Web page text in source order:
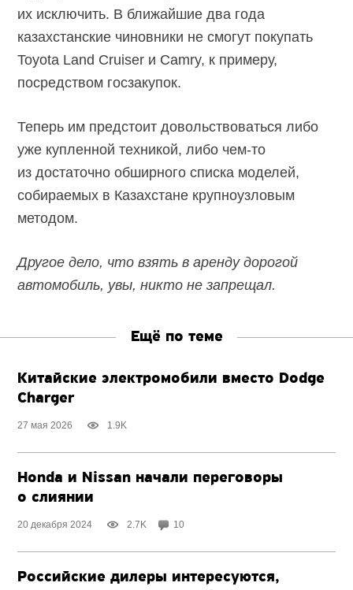
их исключить. В ближайшие два года
казахстанские чиновники не смогут покупать
Toyota Land Cruiser и Camry, к примеру,
посредством госзакупок.
Теперь им предстоит довольствоваться либо
уже купленной техникой, либо чем-то
из достаточно обширного списка моделей,
собираемых в Казахстане крупноузловым
методом.
Другое дело, что взять в аренду дорогой
автомобиль, увы, никто не запрещал.
Ещё по теме
Китайские электромобили вместо Dodge
Charger
27 мая 2026 1.9K
Honda и Nissan начали переговоры
о слиянии
20 декабря 2024 2.7K 10
Российские дилеры интересуются,